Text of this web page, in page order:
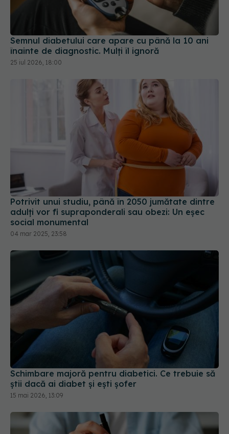
Semnul diabetului care apare cu până la 10 ani
înainte de diagnostic. Mulți îl ignoră
25 iul 2026, 18:00
Potrivit unui studiu, până în 2050 jumătate dintre
adulți vor fi supraponderali sau obezi: Un eșec
social monumental
04 mar 2025, 23:58
Schimbare majoră pentru diabetici. Ce trebuie să
știi dacă ai diabet și ești șofer
15 mai 2026, 13:09